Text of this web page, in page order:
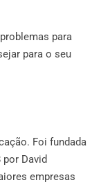
para
para o seu
Foi fundada
David
empresas